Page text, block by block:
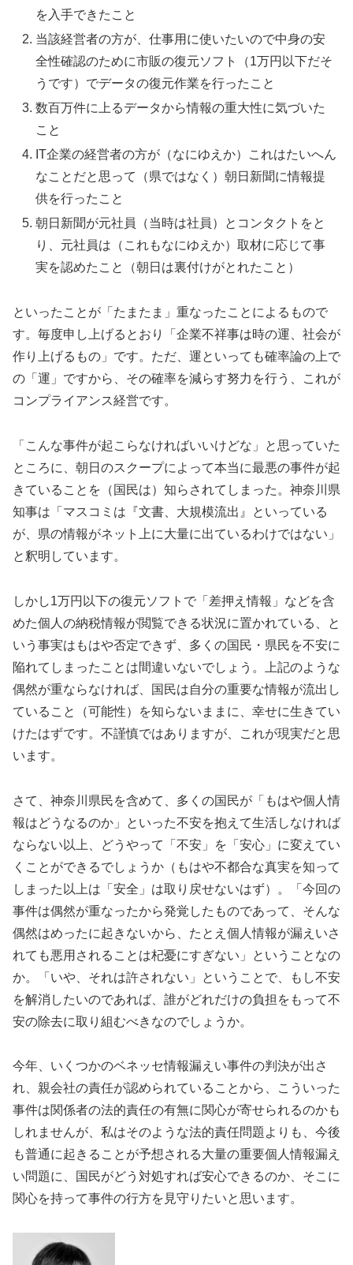
を入手できたこと
当該経営者の方が、仕事用に使いたいので中身の安
全性確認のために市販の復元ソフト（1万円以下だそ
うです）でデータの復元作業を行ったこと
数百万件に上るデータから情報の重大性に気づいた
こと
IT企業の経営者の方が（なにゆえか）これはたいへん
なことだと思って（県ではなく）朝日新聞に情報提
供を行ったこと
朝日新聞が元社員（当時は社員）とコンタクトをと
り、元社員は（これもなにゆえか）取材に応じて事
実を認めたこと（朝日は裏付けがとれたこと）
といったことが「たまたま」重なったことによるもので
す。毎度申し上げるとおり「企業不祥事は時の運、社会が
作り上げるもの」です。ただ、運といっても確率論の上で
の「運」ですから、その確率を減らす努力を行う、これが
コンプライアンス経営です。
「こんな事件が起こらなければいいけどな」と思っていた
ところに、朝日のスクープによって本当に最悪の事件が起
きていることを（国民は）知らされてしまった。神奈川県
知事は「マスコミは『文書、大規模流出』といっている
が、県の情報がネット上に大量に出ているわけではない」
と釈明しています。
しかし1万円以下の復元ソフトで「差押え情報」などを含
めた個人の納税情報が閲覧できる状況に置かれている、と
いう事実はもはや否定できず、多くの国民・県民を不安に
陥れてしまったことは間違いないでしょう。上記のような
偶然が重ならなければ、国民は自分の重要な情報が流出し
ていること（可能性）を知らないままに、幸せに生きてい
けたはずです。不謹慎ではありますが、これが現実だと思
います。
さて、神奈川県民を含めて、多くの国民が「もはや個人情
報はどうなるのか」といった不安を抱えて生活しなければ
ならない以上、どうやって「不安」を「安心」に変えてい
くことができるでしょうか（もはや不都合な真実を知って
しまった以上は「安全」は取り戻せないはず）。「今回の
事件は偶然が重なったから発覚したものであって、そんな
偶然はめったに起きないから、たとえ個人情報が漏えいさ
れても悪用されることは杞憂にすぎない」ということなの
か。「いや、それは許されない」ということで、もし不安
を解消したいのであれば、誰がどれだけの負担をもって不
安の除去に取り組むべきなのでしょうか。
今年、いくつかのベネッセ情報漏えい事件の判決が出さ
れ、親会社の責任が認められていることから、こういった
事件は関係者の法的責任の有無に関心が寄せられるのかも
しれませんが、私はそのような法的責任問題よりも、今後
も普通に起きることが予想される大量の重要個人情報漏え
い問題に、国民がどう対処すれば安心できるのか、そこに
関心を持って事件の行方を見守りたいと思います。